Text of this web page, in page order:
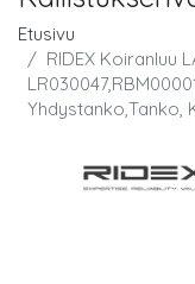
Etusivu
RIDEX Koiranluu
Yhdystanko,Tanko,